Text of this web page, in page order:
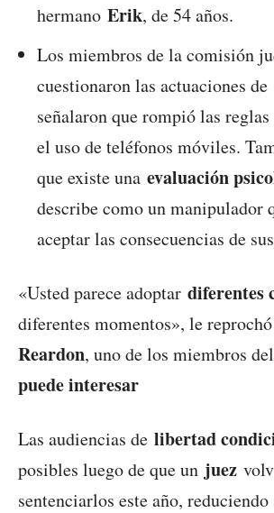
hermano Erik, de 54 años.
Los miembros de la comisión
cuestionaron las actuaciones de
señalaron que rompió las
el uso de teléfonos móviles.
que existe una evaluación
describe como un manipulador
aceptar las consecuencias de
«Usted parece adoptar diferentes
diferentes momentos», le reprochó
Reardon, uno de los miembros
puede interesar
Las audiencias de libertad
posibles luego de que un juez
sentenciarlos este año,